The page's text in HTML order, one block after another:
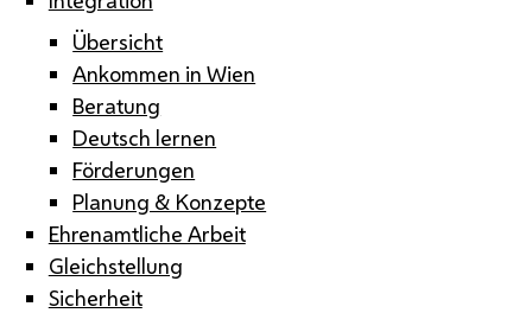
Übersicht
Ankommen in Wien
Beratung
Deutsch lernen
Förderungen
Planung & Konzepte
Ehrenamtliche Arbeit
Gleichstellung
Sicherheit